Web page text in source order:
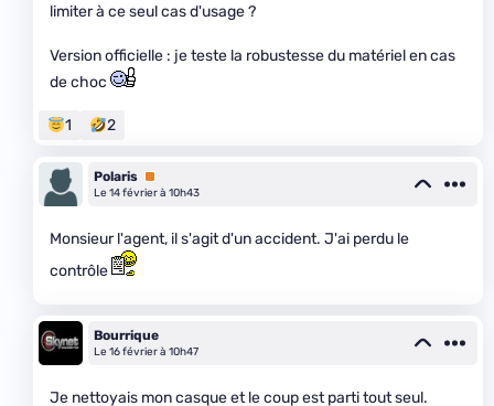
limiter à ce seul cas d'usage ?
Version officielle : je teste la robustesse du matériel en cas
de choc
1 2
Polaris Premium
Le 14 février à 10h43
Monsieur l'agent, il s'agit d'un accident. J'ai perdu le
contrôle
Bourrique
Le 16 février à 10h47
Je nettoyais mon casque et le coup est parti tout seul.